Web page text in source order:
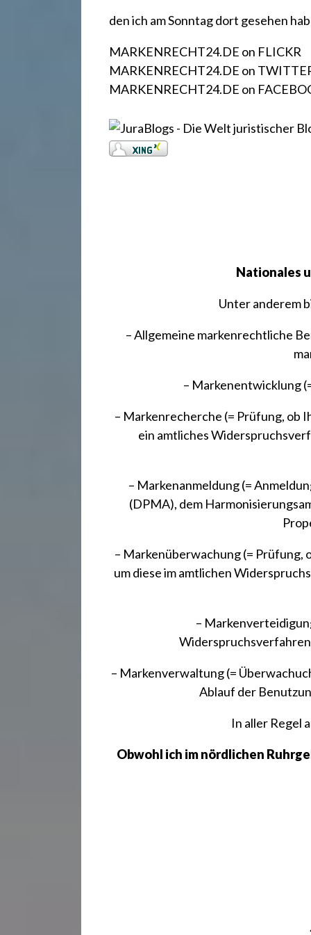
den ich am Sonntag dort gesehen
MARKENRECHT24.DE on FLICKR
MARKENRECHT24.DE on
MARKENRECHT24.DE on
Nationales
Unter anderem
– Allgemeine markenrechtliche
– Markenentwicklung
– Markenrecherche (= Prüfung, ob
ein amtliches
– Markenanmeldung (=
(DPMA), dem
– Markenüberwachung (=
um diese im amtlichen
–
– Markenverwaltung (=
Ablauf der
In aller Regel
Obwohl ich im nördlichen